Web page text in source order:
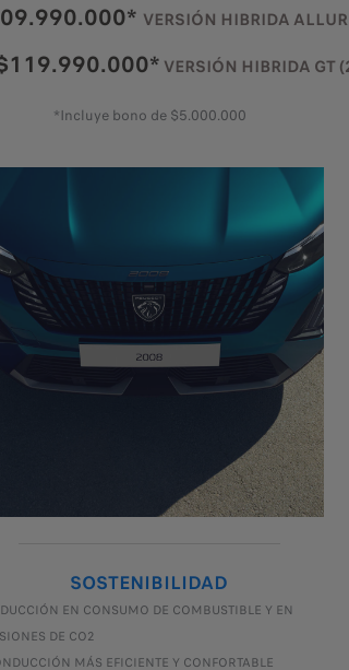
VERSIÓN HIBRIDA
VERSIÓN HIBRIDA GT
*Incluye bono de $5.000.000
SOSTENIBILIDAD
EN CONSUMO DE COMBUSTIBLE Y EN
DE CO2
MÁS EFICIENTE Y CONFORTABLE